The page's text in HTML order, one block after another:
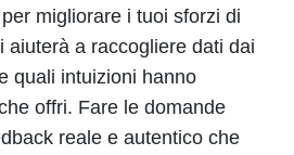
migliorare i tuoi sforzi di
aiuterà a raccogliere dati dai
quali intuizioni hanno
offri. Fare le domande
reale e autentico che